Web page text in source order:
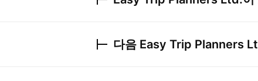
다음 Easy Trip Planners